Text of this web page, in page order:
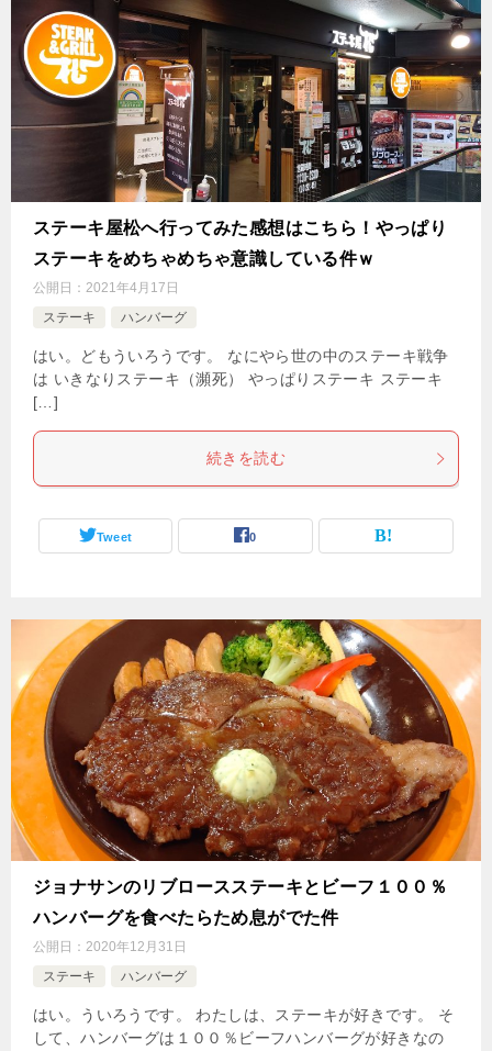
ステーキ屋松へ行ってみた感想はこちら！やっぱり
ステーキをめちゃめちゃ意識している件ｗ
公開日： 2021年4月17日
ステーキ
ハンバーグ
はい。どもういろうです。 なにやら世の中のステーキ戦争
は いきなりステーキ（瀕死） やっぱりステーキ ステーキ
[…]
続きを読む
Tweet 0
ジョナサンのリブロースステーキとビーフ１００％
ハンバーグを食べたらため息がでた件
公開日： 2020年12月31日
ステーキ
ハンバーグ
はい。ういろうです。 わたしは、ステーキが好きです。 そ
して、ハンバーグは１００％ビーフハンバーグが好きなの